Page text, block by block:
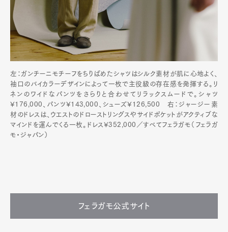
左：ガンチーニモチーフをちりばめたシャツはシルク素材が肌に心地よく、
袖口のバイカラーデザインによって一枚で主役級の存在感を発揮する。リ
ネンのワイドなパンツをさらりと合わせてリラックスムードで。シャツ
¥176,000、パンツ¥143,000、シューズ¥126,500 右：ジャージー素
材のドレスは、ウエストのドローストリングスやサイドポケットがアクティブな
マインドを運んでくる一枚。ドレス¥352,000／すべてフェラガモ（フェラガ
モ・ジャパン）
フェラガモ公式サイト